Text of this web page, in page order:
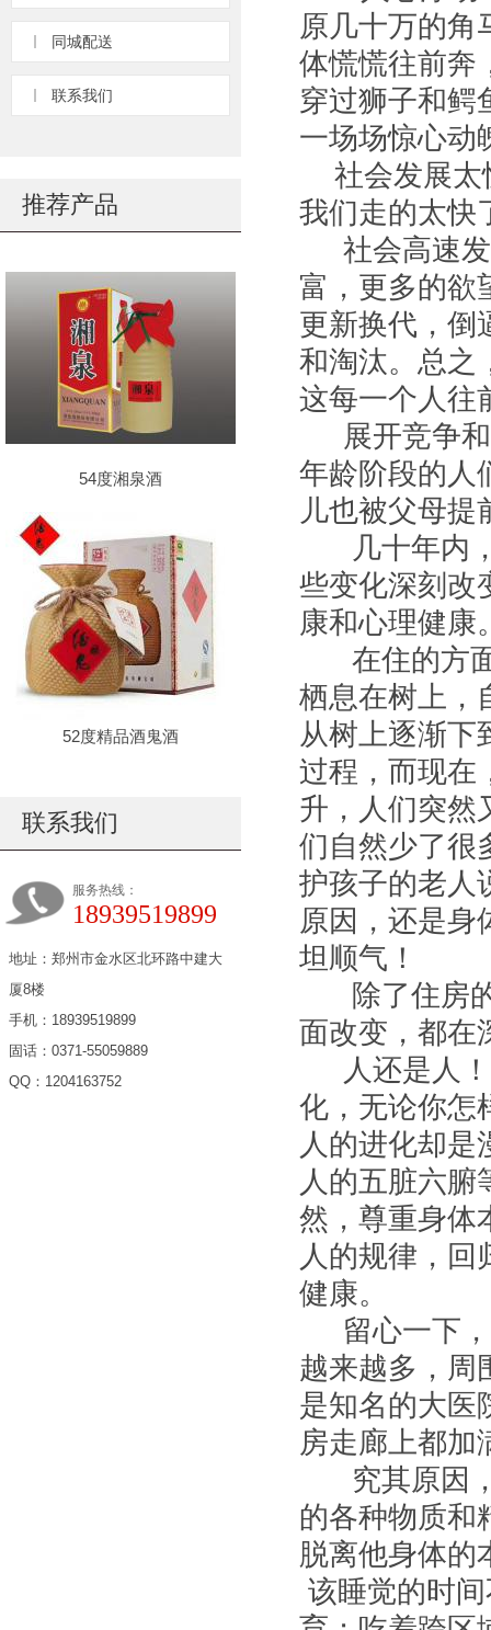
同城配送
联系我们
推荐产品
54度湘泉酒
52度精品酒鬼酒
联系我们
服务热线：
18939519899
地址：郑州市金水区北环路中建大
厦8楼
手机：18939519899
固话：0371-55059889
QQ：1204163752
原几十万的角
体慌慌往前奔
穿过狮子和鳄
一场场惊心动
社会发展太
我们走的太快
社会高速发
富，更多的欲
更新换代，倒
和淘汰。总之
这每一个人往
展开竞争和
年龄阶段的人
儿也被父母提
几十年内，
些变化深刻改
康和心理健康
在住的方面
栖息在树上，
从树上逐渐下
过程，而现在
升，人们突然
们自然少了很
护孩子的老人
原因，还是身
坦顺气！
除了住房的
面改变，都在
人还是人！
化，无论你怎
人的进化却
人的五脏六
然，尊重身体
人的规律，
健康。
留心一下，
越来越多，周
是知名的大医
房走廊上都加
究其原因，
的各种物质和
脱离他身体的
该睡觉的时